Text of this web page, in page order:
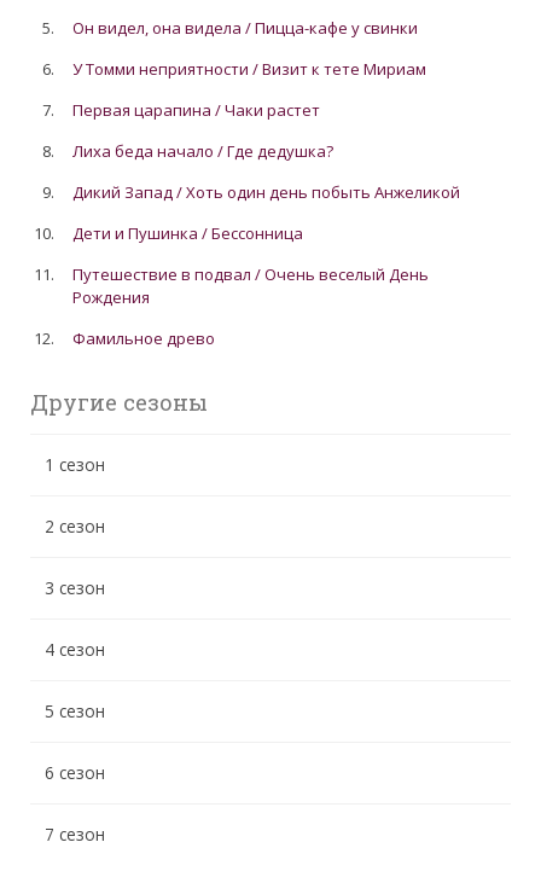
5.
Он видел, она видела / Пицца-кафе у свинки
6.
У Томми неприятности / Визит к тете Мириам
7.
Первая царапина / Чаки растет
8.
Лиха беда начало / Где дедушка?
9.
Дикий Запад / Хоть один день побыть Анжеликой
10.
Дети и Пушинка / Бессонница
11.
Путешествие в подвал / Очень веселый День
Рождения
12.
Фамильное древо
Другие сезоны
1 сезон
2 сезон
3 сезон
4 сезон
5 сезон
6 сезон
7 сезон